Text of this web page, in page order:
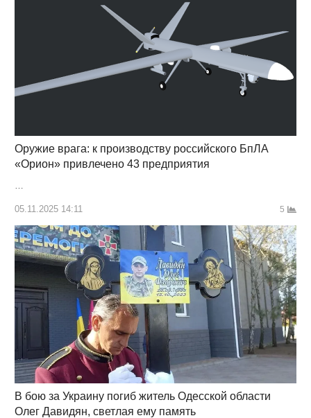
Оружие врага: к производству российского БпЛА
«Орион» привлечено 43 предприятия
05.11.2025 14:11 5
В бою за Украину погиб житель Одесской области
Олег Давидян, светлая ему память